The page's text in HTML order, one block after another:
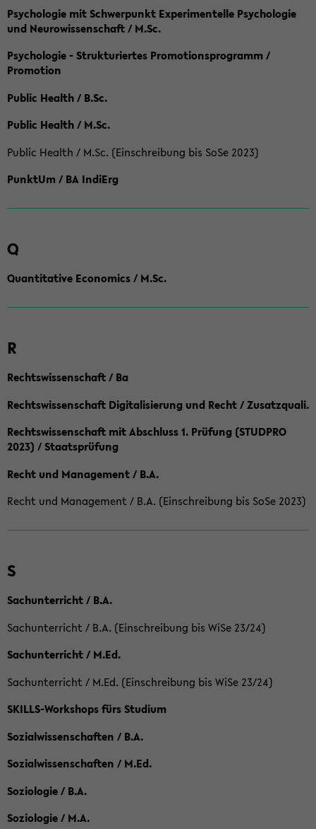
Psychologie mit Schwerpunkt Experimentelle Psychologie
und Neurowissenschaft / M.Sc.
Psychologie - Strukturiertes Promotionsprogramm /
Promotion
Public Health / B.Sc.
Public Health / M.Sc.
Public Health / M.Sc. (Einschreibung bis SoSe 2023)
PunktUm / BA IndiErg
Q
Quantitative Economics / M.Sc.
R
Rechtswissenschaft / Ba
Rechtswissenschaft Digitalisierung und Recht / Zusatzquali.
Rechtswissenschaft mit Abschluss 1. Prüfung (STUDPRO
2023) / Staatsprüfung
Recht und Management / B.A.
Recht und Management / B.A. (Einschreibung bis SoSe 2023)
S
Sachunterricht / B.A.
Sachunterricht / B.A. (Einschreibung bis WiSe 23/24)
Sachunterricht / M.Ed.
Sachunterricht / M.Ed. (Einschreibung bis WiSe 23/24)
SKILLS-Workshops fürs Studium
Sozialwissenschaften / B.A.
Sozialwissenschaften / M.Ed.
Soziologie / B.A.
Soziologie / M.A.